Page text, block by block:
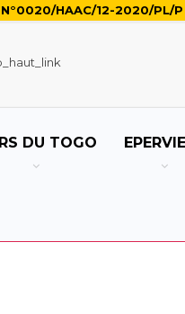
HAAC/12-2020/PL/P
DU TOGO